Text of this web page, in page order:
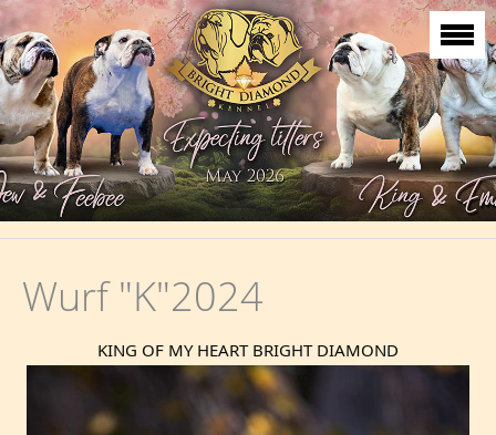
Wurf "K"2024
KING OF MY HEART BRIGHT DIAMOND